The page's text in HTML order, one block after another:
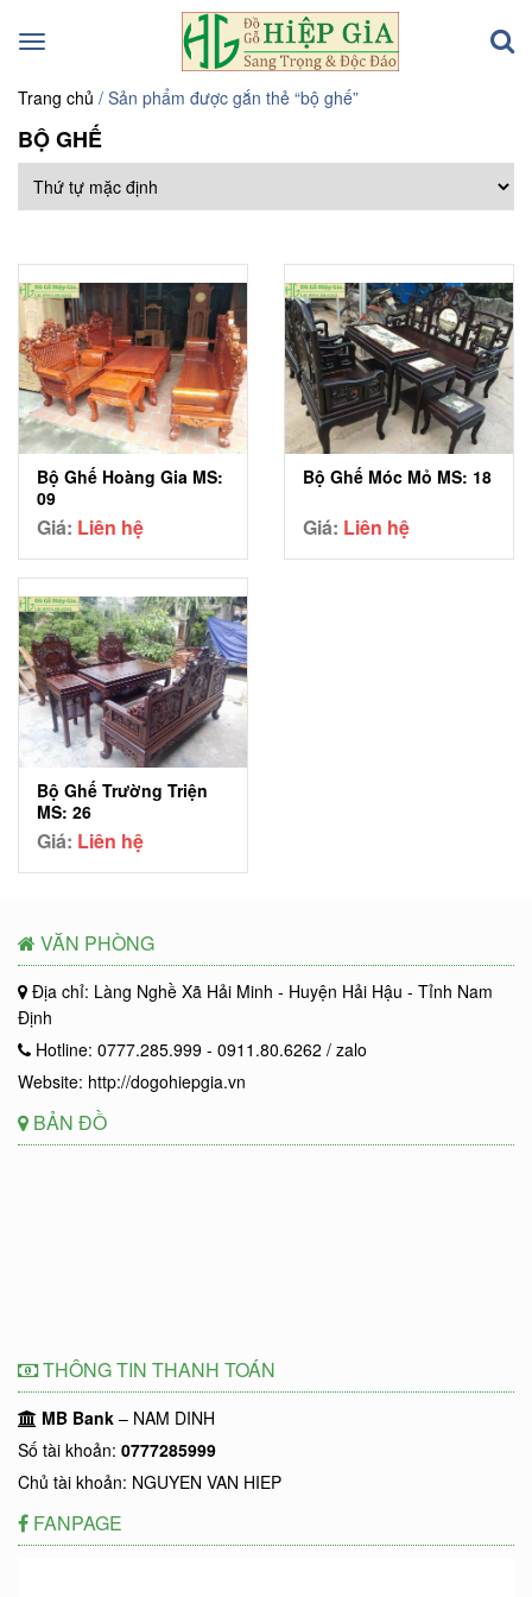
Toggle
Trang chủ / Sản phẩm được gắn thẻ “bộ ghế”
BỘ GHẾ
Bộ Ghế Hoàng Gia MS:
09
Giá: Liên hệ
Bộ Ghế Móc Mỏ MS: 18
Giá: Liên hệ
Bộ Ghế Trường Triện
MS: 26
Giá: Liên hệ
VĂN PHÒNG
Địa chỉ: Làng Nghề Xã Hải Minh - Huyện Hải Hậu - Tỉnh Nam
Định
Hotline: 0777.285.999 - 0911.80.6262 / zalo
Website: http://dogohiepgia.vn
BẢN ĐỒ
THÔNG TIN THANH TOÁN
MB Bank – NAM DINH
Số tài khoản: 0777285999
Chủ tài khoản: NGUYEN VAN HIEP
FANPAGE